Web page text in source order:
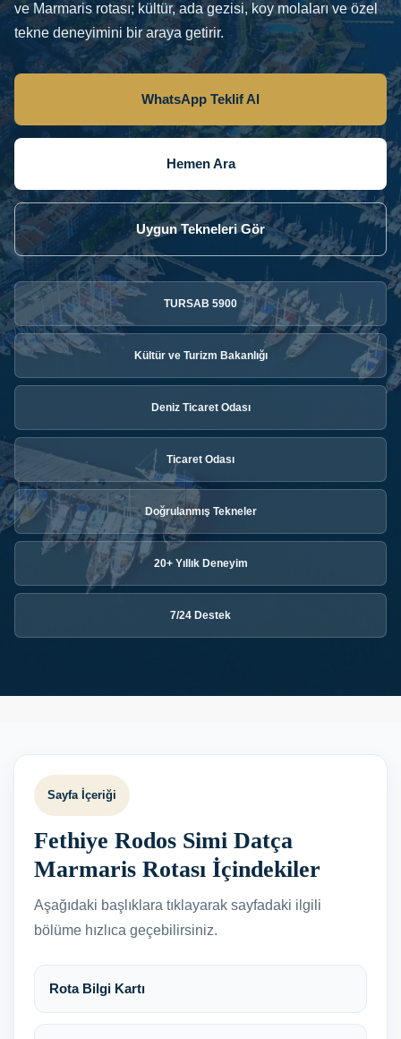
ve Marmaris rotası; kültür, ada gezisi, koy molaları ve özel
tekne deneyimini bir araya getirir.
WhatsApp Teklif Al
Hemen Ara
Uygun Tekneleri Gör
TURSAB 5900
Kültür ve Turizm Bakanlığı
Deniz Ticaret Odası
Ticaret Odası
Doğrulanmış Tekneler
20+ Yıllık Deneyim
7/24 Destek
Sayfa İçeriği
Fethiye Rodos Simi Datça
Marmaris Rotası İçindekiler
Aşağıdaki başlıklara tıklayarak sayfadaki ilgili
bölüme hızlıca geçebilirsiniz.
Rota Bilgi Kartı